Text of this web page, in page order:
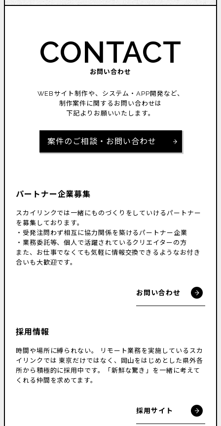
CONTACT
お問い合わせ
WEBサイト制作や、システム・APP開発など、
制作案件に関するお問い合わせは
下記よりお願いいたします。
案件のご相談・お問い合わせ
パートナー企業募集
スカイリンクでは一緒にものづくりをしていけるパートナー
を募集しております。
・受発注問わず相互に協力関係を築けるパートナー企業
・業務委託等、個人で活躍されているクリエイターの方
また、お仕事でなくても気軽に情報交換できるようなお付き
合いも大歓迎です。
お問い合わせ
採用情報
時間や場所に縛られない。
リモート業務を実施しているスカ
イリンクでは 東京だけではなく、岡山をはじめとした県外各
所から積極的に採用中です。
「新鮮な驚き」を一緒に考えて
くれる仲間を求めてます。
採用サイト